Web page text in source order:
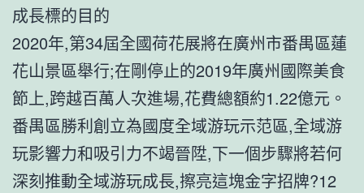
成長標的目的
2020年,第34屆全國荷花展將在廣州市番禺區蓮
花山景區舉行;在剛停止的2019年廣州國際美食
節上,跨越百萬人次進場,花費總額約1.22億元。
番禺區勝利創立為國度全域游玩示范區,全域游
玩影響力和吸引力不竭晉陞,下一個步驟將若何
深刻推動全域游玩成長,擦亮這塊金字招牌?12